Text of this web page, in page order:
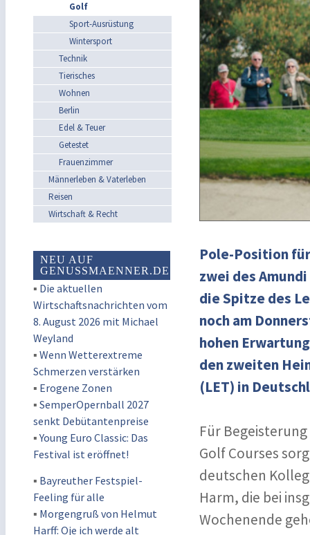
Golf
Sport-Ausrüstung
Wintersport
Technik
Tierisches
Wohnen
Berlin
Edel & Teuer
Getestet
Frauenzimmer
Männerleben & Vaterleben
Reisen
Wirtschaft & Recht
NEU AUF
GENUSSMAENNER.DE
▪ Die aktuellen
Wirtschaftsnachrichten vom
8. August 2026 mit Michael
Weyland
▪ Wenn Wetterextreme
Schmerzen verstärken
▪ Erogene Zonen
▪ SemperOpernball 2027
senkt Debütantenpreise
▪Young Euro Classic: Das
Festival ist eröffnet!
▪ Bayreuther Festspiel-
Feeling für alle
▪ Morgengruß von Helmut
Harff: Oje ich werde alt
Pole-Position
zwei des
die Spitze des
noch am
hohen
den zweiten
(LET) in
Für
Golf Courses
deutschen
Harm, die bei
Wochenende